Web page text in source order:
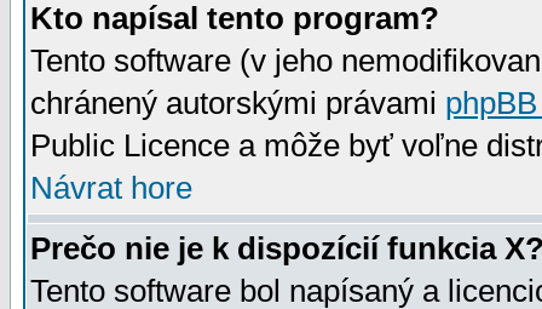
Kto napísal tento program?
Tento software (v jeho
chránený autorskými právami
Public Licence a môže byť voľne
Návrat hore
Prečo nie je k dispozícií funkcia
Tento software bol napísaný a